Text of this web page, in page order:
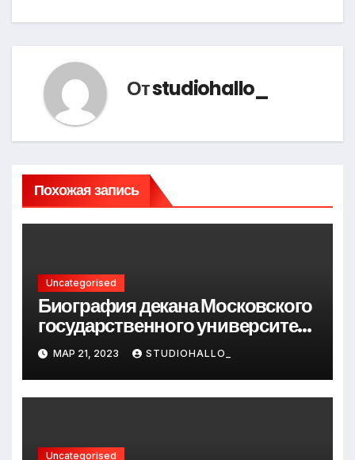
Отstudiohallo_
Похожая запись
Uncategorised
Биография декана Московского
государственного университета
Андрея Сидорова — от студента
до руководителя
МАР 21, 2023 STUDIOHALLO_
Uncategorised